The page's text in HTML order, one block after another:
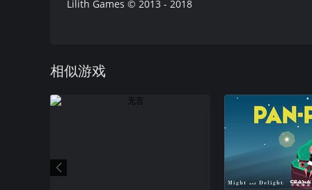
Lilith Games © 2013 - 2018
相似游戏